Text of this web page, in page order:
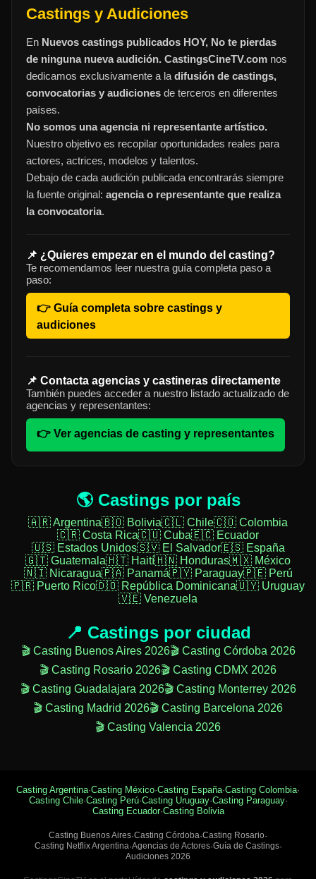
Castings y Audiciones
En Nuevos castings publicados HOY, No te pierdas
de ninguna nueva audición. CastingsCineTV.com nos
dedicamos exclusivamente a la difusión de castings,
convocatorias y audiciones de terceros en diferentes
países.
No somos una agencia ni representante artístico.
Nuestro objetivo es recopilar oportunidades reales para
actores, actrices, modelos y talentos.
Debajo de cada audición publicada encontrarás siempre
la fuente original: agencia o representante que realiza
la convocatoria.
📌 ¿Quieres empezar en el mundo del casting?
Te recomendamos leer nuestra guía completa paso a
paso:
👉 Guía completa sobre castings y
audiciones
📌 Contacta agencias y castineras directamente
También puedes acceder a nuestro listado actualizado de
agencias y representantes:
👉 Ver agencias de casting y representantes
🌎 Castings por país
🇦🇷 Argentina🇧🇴 Bolivia🇨🇱 Chile🇨🇴 Colombia
🇨🇷 Costa Rica🇨🇺 Cuba🇪🇨 Ecuador
🇺🇸 Estados Unidos🇸🇻 El Salvador🇪🇸 España
🇬🇹 Guatemala🇭🇹 Haití🇭🇳 Honduras🇲🇽 México
🇳🇮 Nicaragua🇵🇦 Panamá🇵🇾 Paraguay🇵🇪 Perú
🇵🇷 Puerto Rico🇩🇴 República Dominicana🇺🇾 Uruguay
🇻🇪 Venezuela
📍 Castings por ciudad
🎬 Casting Buenos Aires 2026🎬 Casting Córdoba 2026
🎬 Casting Rosario 2026🎬 Casting CDMX 2026
🎬 Casting Guadalajara 2026🎬 Casting Monterrey 2026
🎬 Casting Madrid 2026🎬 Casting Barcelona 2026
🎬 Casting Valencia 2026
Casting Argentina·Casting México·Casting España·Casting Colombia·
Casting Chile·Casting Perú·Casting Uruguay·Casting Paraguay·
Casting Ecuador·Casting Bolivia
Casting Buenos Aires·Casting Córdoba·Casting Rosario·
Casting Netflix Argentina·Agencias de Actores·Guía de Castings·
Audiciones 2026